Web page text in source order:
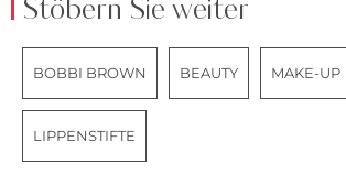
Stöbern Sie weiter
BOBBI BROWN BEAUTY MAKE-UP
LIPPENSTIFTE